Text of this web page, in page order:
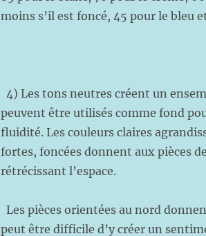
moins s’il est foncé, 45 pour le bleu
4) Les tons neutres créent un
peuvent être utilisés comme fond
fluidité. Les couleurs claires
fortes, foncées donnent aux pièces
rétrécissant l’espace.
Les pièces orientées au nord
peut être difficile d’y créer un